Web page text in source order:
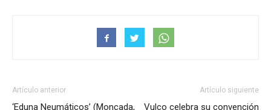
Artículo anterior
‘Eduna Neumáticos’ (Moncada,
Artículo siguiente
Vulco celebra su convención